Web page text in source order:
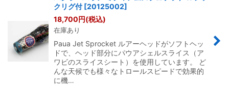
クリグ付 [20125002]
18,700円(税込)
在庫あり
Paua Jet Sprocket ルアーヘッドがソフトヘッ
ドで、ヘッド部分にパウアシェルスライス（ア
ワビのスライスシート）を使用しています。 ど
んな天候でも様々なトロールスピードで効果的
に機…